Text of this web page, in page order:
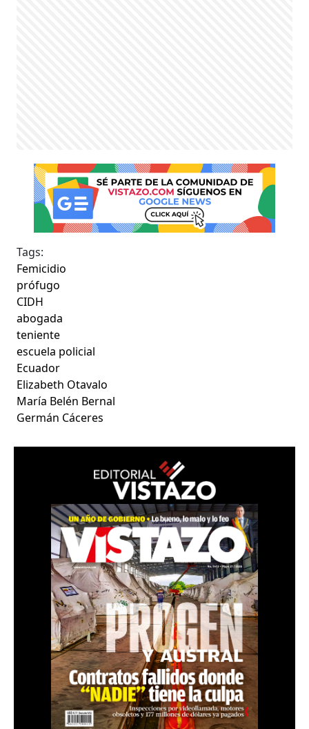
Tags:
Femicidio
prófugo
CIDH
abogada
teniente
escuela policial
Ecuador
Elizabeth Otavalo
María Belén Bernal
Germán Cáceres